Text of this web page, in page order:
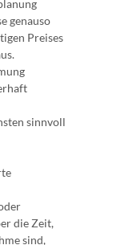
genauso
Preises
sinnvoll
die Zeit,
sind,